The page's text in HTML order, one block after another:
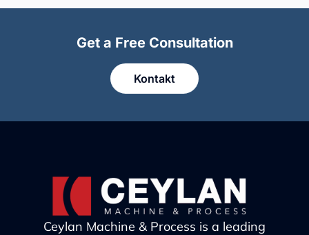
Get a Free Consultation
Kontakt
Ceylan Machine & Process is a leading